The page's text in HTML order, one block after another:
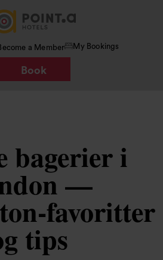
a Member My Bookings
Book
bagerier i
—
favoritter
tips